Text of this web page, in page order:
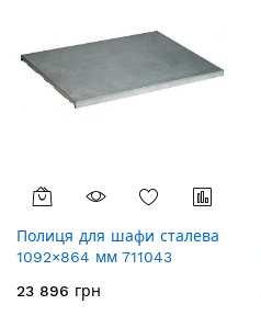
Полиця для шафи сталева
1092×864 мм 711043
23 896 грн